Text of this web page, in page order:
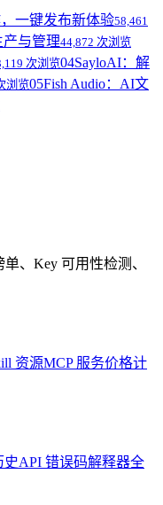
一键发布新体验58,461
产与管理44,872 次浏览
次浏览04SayloAI：解
浏览05Fish Audio：AI文
、Key 可用性检测、
资源MCP 服务价格计
史API 错误码解释器全